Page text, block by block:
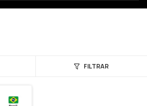
FILTRAR